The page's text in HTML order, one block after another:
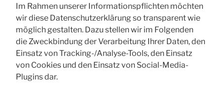
Im Rahmen unserer Informationspflichten möchten
wir diese Datenschutzerklärung so transparent wie
möglich gestalten. Dazu stellen wir im Folgenden
die Zweckbindung der Verarbeitung Ihrer Daten, den
Einsatz von Tracking-/Analyse-Tools, den Einsatz
von Cookies und den Einsatz von Social-Media-
Plugins dar.